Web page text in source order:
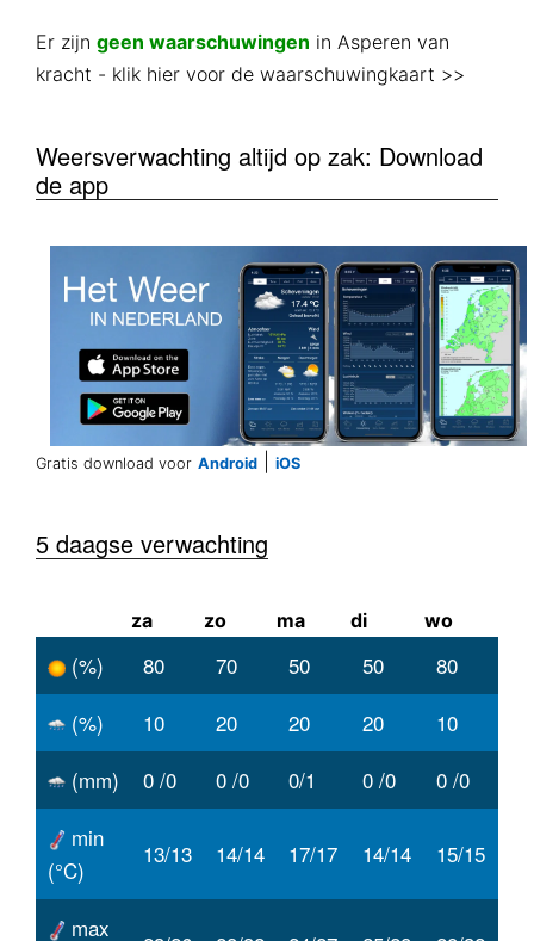
Er zijn geen waarschuwingen in Asperen van
kracht - klik hier voor de waarschuwingkaart >>
Weersverwachting altijd op zak: Download
de app
Gratis download voor Android iOS
5 daagse verwachting
za zo ma di wo
(%) 80 70 50 50
80
(%)
10 20 20 20
10
(mm)
0 /0 0 /0 0/1 0 /0
0 /0
min
(°C)
13/13 14/14 17/17 14/14 15/15
max